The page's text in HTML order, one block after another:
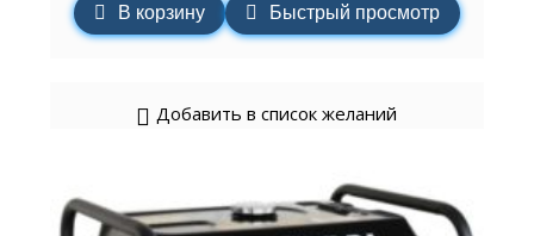
В корзину Быстрый просмотр
Добавить в список желаний